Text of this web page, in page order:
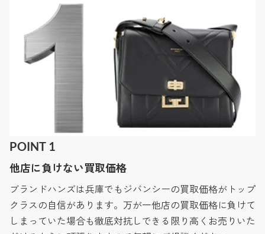
POINT 1
他店に負けない買取価格
ブランドハンズは兵庫でもジバンシーの買取価格がトップ
クラスの自信があります。万が一他店の買取価格に負けて
しまっていた場合も徹底対抗しできる限り高くお売りいた